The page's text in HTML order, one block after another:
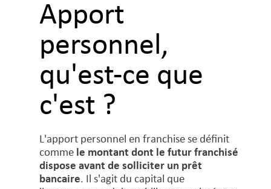
Apport
personnel,
qu'est-ce que
c'est ?
L'apport personnel en franchise se définit
commele montant dont le futur franchisé
dispose avant de solliciter un prêt
bancaire. Il s'agit du capital que